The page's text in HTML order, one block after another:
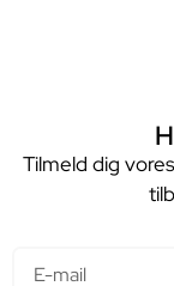
Tilmeld dig